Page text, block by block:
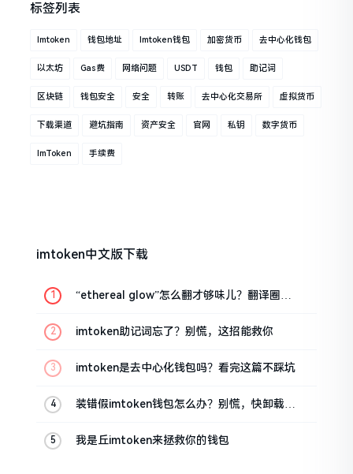
标签列表
Imtoken 钱包地址 Imtoken钱包 加密货币 去中心化钱包
以太坊 Gas费 网络问题 USDT 钱包 助记词
区块链 钱包安全 安全 转账 去中心化交易所 虚拟货币
下载渠道 避坑指南 资产安全 官网 私钥 数字货币
ImToken 手续费
imtoken中文版下载
“ethereal glow”怎么翻才够味儿？翻译圈老
imtoken助记词忘了？别慌，这招能救你
imtoken是去中心化钱包吗？看完这篇不踩坑
装错假imtoken钱包怎么办？别慌，快卸载，
我是丘imtoken来拯救你的钱包